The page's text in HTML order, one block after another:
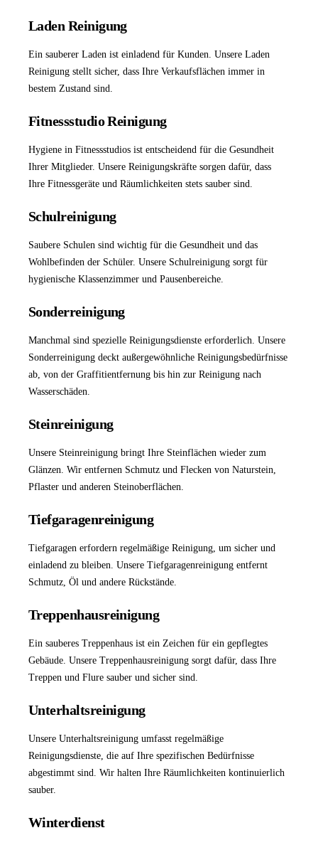
Laden Reinigung
Ein sauberer Laden ist einladend für Kunden. Unsere Laden
Reinigung stellt sicher, dass Ihre Verkaufsflächen immer in
bestem Zustand sind.
Fitnessstudio Reinigung
Hygiene in Fitnessstudios ist entscheidend für die Gesundheit
Ihrer Mitglieder. Unsere Reinigungskräfte sorgen dafür, dass
Ihre Fitnessgeräte und Räumlichkeiten stets sauber sind.
Schulreinigung
Saubere Schulen sind wichtig für die Gesundheit und das
Wohlbefinden der Schüler. Unsere Schulreinigung sorgt für
hygienische Klassenzimmer und Pausenbereiche.
Sonderreinigung
Manchmal sind spezielle Reinigungsdienste erforderlich. Unsere
Sonderreinigung deckt außergewöhnliche Reinigungsbedürfnisse
ab, von der Graffitientfernung bis hin zur Reinigung nach
Wasserschäden.
Steinreinigung
Unsere Steinreinigung bringt Ihre Steinflächen wieder zum
Glänzen. Wir entfernen Schmutz und Flecken von Naturstein,
Pflaster und anderen Steinoberflächen.
Tiefgaragenreinigung
Tiefgaragen erfordern regelmäßige Reinigung, um sicher und
einladend zu bleiben. Unsere Tiefgaragenreinigung entfernt
Schmutz, Öl und andere Rückstände.
Treppenhausreinigung
Ein sauberes Treppenhaus ist ein Zeichen für ein gepflegtes
Gebäude. Unsere Treppenhausreinigung sorgt dafür, dass Ihre
Treppen und Flure sauber und sicher sind.
Unterhaltsreinigung
Unsere Unterhaltsreinigung umfasst regelmäßige
Reinigungsdienste, die auf Ihre spezifischen Bedürfnisse
abgestimmt sind. Wir halten Ihre Räumlichkeiten kontinuierlich
sauber.
Winterdienst